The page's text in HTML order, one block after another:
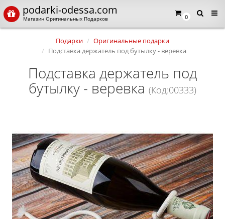
0
podarki-odessa.com
Магазин Оригинальных Подарков
Подарки
Оригинальные подарки
Подставка держатель под бутылку - веревка
Подставка держатель под
бутылку - веревка (Код:00333)